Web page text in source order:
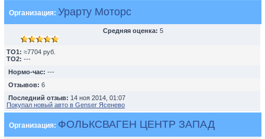
Организация: Урарту Моторс
Средняя оценка: 5
TO1: ≈7704 руб.
TO2: ---
Нормо-час: ---
Отзывов: 6
Последний отзыв: 14 ноя 2014, 01:07
Покупал новый авто в Genser Ясенево
Организация: ФОЛЬКСВАГЕН ЦЕНТР ЗАПАД